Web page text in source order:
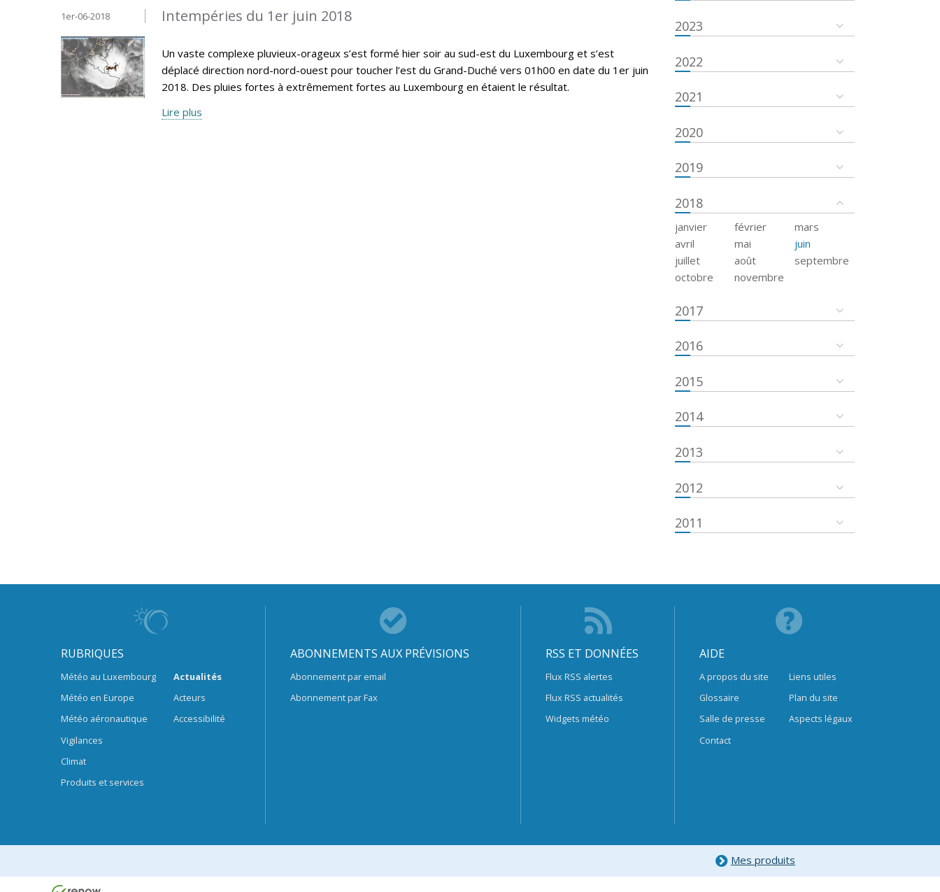
Intempéries du 1er juin 2018
1er-06-2018
Un vaste complexe pluvieux-orageux s’est formé hier soir au sud-est du Luxembourg et s’est
déplacé direction nord-nord-ouest pour toucher l’est du Grand-Duché vers 01h00 en date du 1er juin
2018. Des pluies fortes à extrêmement fortes au Luxembourg en étaient le résultat.
Lire plus
2023
2022
2021
2020
2019
2018
janvier février
mars
avril
mai
juin
juillet
août
septembre
octobre
novembre
2017
2016
2015
2014
2013
2012
2011
RUBRIQUES
Météo au Luxembourg
Météo en Europe
Météo aéronautique
Vigilances
Climat
Produits et services
Actualités
Acteurs
Accessibilité
ABONNEMENTS AUX PRÉVISIONS
Abonnement par email
Abonnement par Fax
RSS ET DONNÉES
Flux RSS alertes
Flux RSS actualités
Widgets météo
AIDE
A propos du site
Glossaire
Salle de presse
Contact
Liens utiles
Plan du site
Aspects légaux
Mes produits